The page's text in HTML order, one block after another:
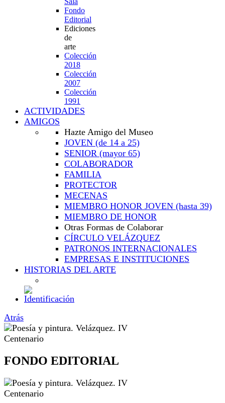
Fondo
Editorial
Ediciones
de
arte
Colección
2018
Colección
2007
Colección
1991
ACTIVIDADES
AMIGOS
Hazte Amigo del Museo
JOVEN (de 14 a 25)
SENIOR (mayor 65)
COLABORADOR
FAMILIA
PROTECTOR
MECENAS
MIEMBRO HONOR JOVEN (hasta 39)
MIEMBRO DE HONOR
Otras Formas de Colaborar
CÍRCULO VELÁZQUEZ
PATRONOS INTERNACIONALES
EMPRESAS E INSTITUCIONES
HISTORIAS DEL ARTE
Atrás
FONDO EDITORIAL